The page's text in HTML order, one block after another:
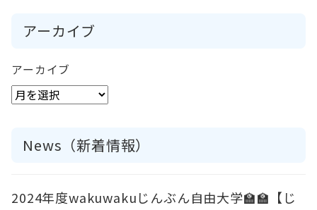
アーカイブ
アーカイブ
News（新着情報）
2024年度wakuwakuじんぶん自由大学🏫🏫【じ